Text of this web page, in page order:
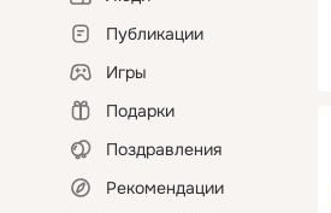
Публикации
Игры
Подарки
Поздравления
Рекомендации